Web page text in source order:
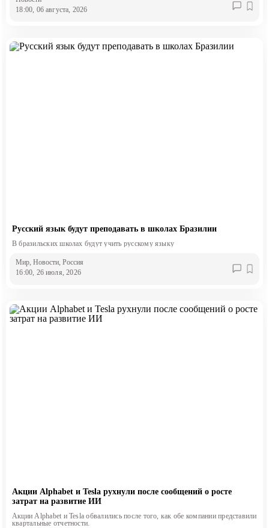
18:00, 06 августа, 2026
Русский язык будут преподавать в школах Бразилии
В бразильских школах будут учить русскому языку
Мир, Новости, Россия
16:00, 26 июля, 2026
Акции Alphabet и Tesla рухнули после сообщений о росте
затрат на развитие ИИ
Акции Alphabet и Tesla обвалились после того, как обе компании представили
квартальные отчетности.